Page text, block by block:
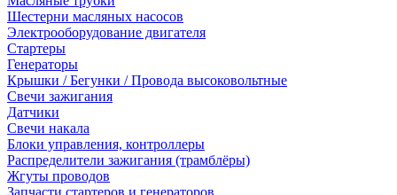
Шестерни масляных насосов
Электрооборудование двигателя
Стартеры
Генераторы
Крышки / Бегунки / Провода высоковольтные
Свечи зажигания
Датчики
Свечи накала
Блоки управления, контроллеры
Распределители зажигания (трамблёры)
Жгуты проводов
Запчасти стартеров и генераторов